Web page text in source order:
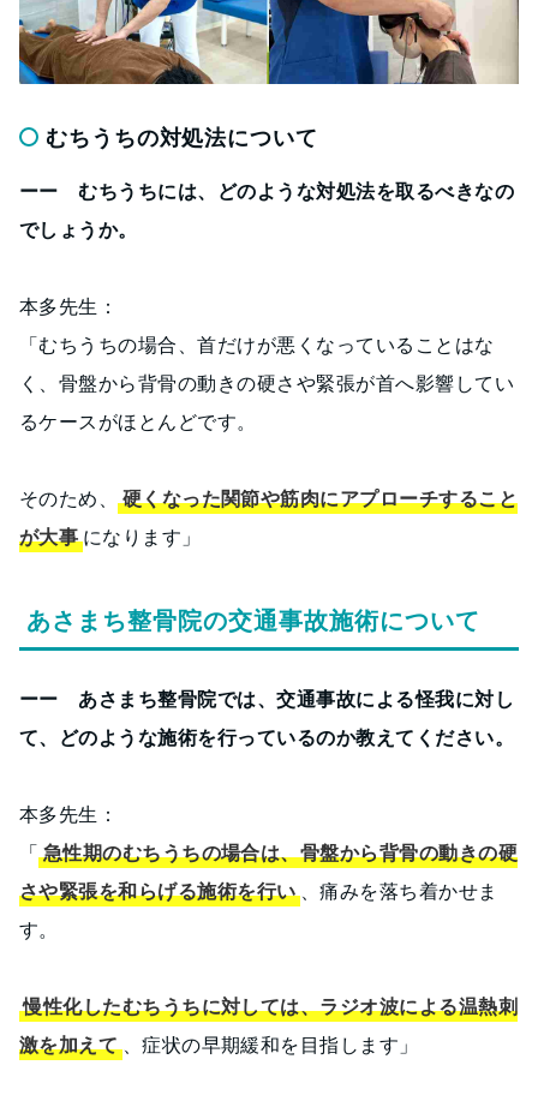
むちうちの対処法について
ーー むちうちには、どのような対処法を取るべきなの
でしょうか。
本多先生：
「むちうちの場合、首だけが悪くなっていることはな
く、骨盤から背骨の動きの硬さや緊張が首へ影響してい
るケースがほとんどです。
そのため、硬くなった関節や筋肉にアプローチすること
が大事になります」
あさまち整骨院の交通事故施術について
ーー あさまち整骨院では、交通事故による怪我に対し
て、どのような施術を行っているのか教えてください。
本多先生：
「急性期のむちうちの場合は、骨盤から背骨の動きの硬
さや緊張を和らげる施術を行い、痛みを落ち着かせま
す。
慢性化したむちうちに対しては、ラジオ波による温熱刺
激を加えて、症状の早期緩和を目指します」